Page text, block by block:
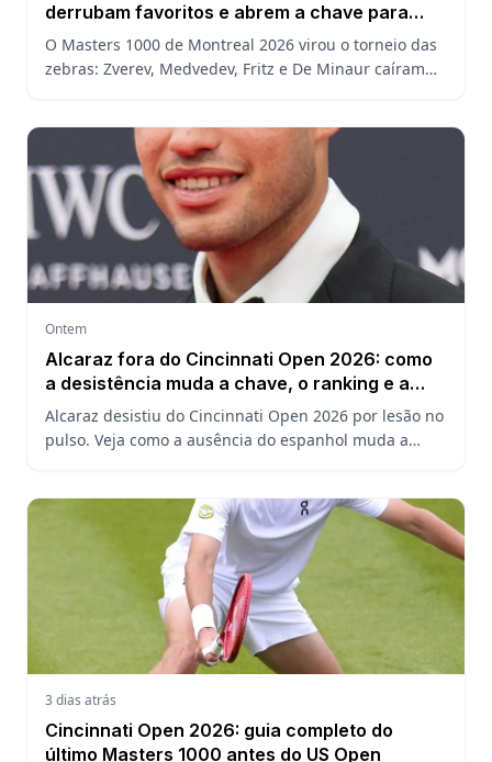
derrubam favoritos e abrem a chave para
João Fonseca
O Masters 1000 de Montreal 2026 virou o torneio das
zebras: Zverev, Medvedev, Fritz e De Minaur caíram
Ontem
Alcaraz fora do Cincinnati Open 2026: como
a desistência muda a chave, o ranking e a
defesa do US Open
Alcaraz desistiu do Cincinnati Open 2026 por lesão no
pulso. Veja como a ausência do espanhol muda a
3 dias atrás
Cincinnati Open 2026: guia completo do
último Masters 1000 antes do US Open